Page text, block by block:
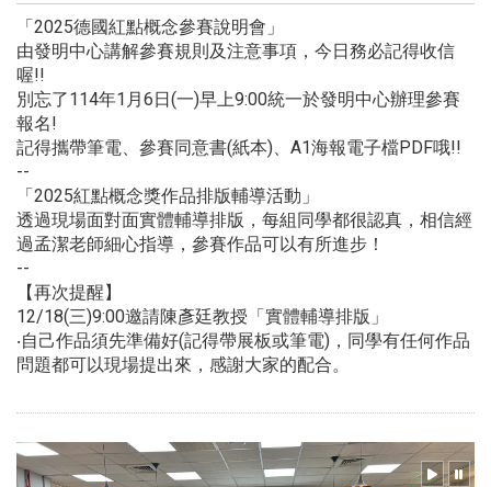
「2025德國紅點概念參賽說明會」
由發明中心講解參賽規則及注意事項，今日務必記得收信
喔!!
別忘了114年1月6日(一)早上9:00統一於發明中心辦理參賽
報名!
記得攜帶筆電、參賽同意書(紙本)、A1海報電子檔PDF哦!!
--
「2025紅點概念獎作品排版輔導活動」
透過現場面對面實體輔導排版，每組同學都很認真，相信經
過孟潔老師細心指導，參賽作品可以有所進步！
--
【再次提醒】
12/18(三)9:00邀請陳彥廷教授「實體輔導排版」
‧自己作品須先準備好(記得帶展板或筆電)，同學有任何作品
問題都可以現場提出來，感謝大家的配合。